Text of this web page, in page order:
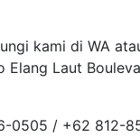
kami di WA
Elang Laut
0505 / +62 812-